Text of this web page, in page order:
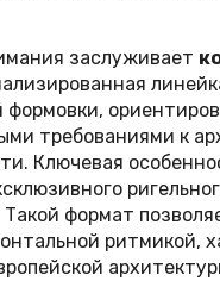
заслуживает
формовки,
требованиями к
Ключевая
формат
ритмикой,